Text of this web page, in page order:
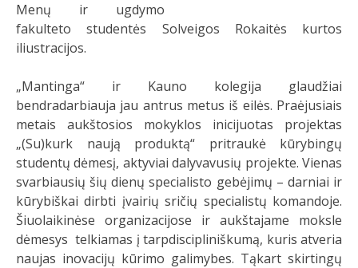
Menų ir ugdymo
fakulteto studentės Solveigos Rokaitės kurtos
iliustracijos.
„Mantinga“ ir Kauno kolegija glaudžiai
bendradarbiauja jau antrus metus iš eilės. Praėjusiais
metais aukštosios mokyklos inicijuotas projektas
„(Su)kurk naują produktą“ pritraukė kūrybingų
studentų dėmesį, aktyviai dalyvavusių projekte. Vienas
svarbiausių šių dienų specialisto gebėjimų – darniai ir
kūrybiškai dirbti įvairių sričių specialistų komandoje.
Šiuolaikinėse organizacijose ir aukštajame moksle
dėmesys telkiamas į tarpdiscipliniškumą, kuris atveria
naujas inovacijų kūrimo galimybes. Tąkart skirtingų